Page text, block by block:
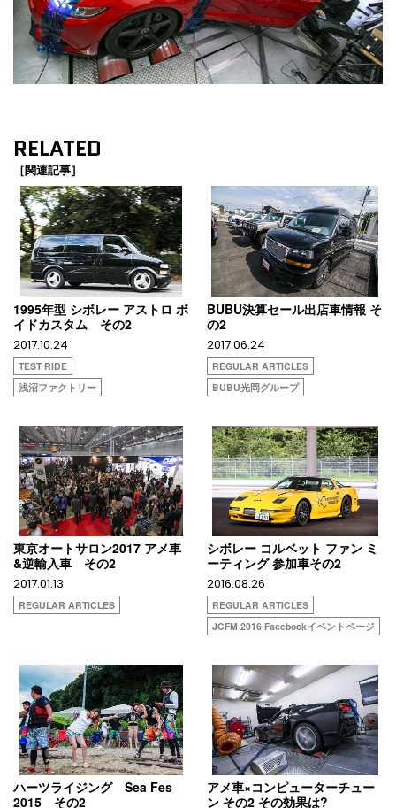
RELATED
［関連記事］
1995年型 シボレー アストロ ボ
イドカスタム その2
2017.10.24
TEST RIDE
浅沼ファクトリー
BUBU決算セール出店車情報 そ
の2
2017.06.24
REGULAR ARTICLES
BUBU光岡グループ
東京オートサロン2017 アメ車
&逆輸入車 その2
2017.01.13
REGULAR ARTICLES
シボレー コルベット ファン ミ
ーティング 参加車その2
2016.08.26
REGULAR ARTICLES
JCFM 2016 Facebookイベントページ
ハーツライジング Sea Fes
2015 その2
アメ車×コンピューターチュー
ン その2 その効果は?